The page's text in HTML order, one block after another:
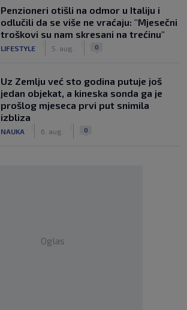
Penzioneri otišli na odmor u Italiju i
odlučili da se više ne vraćaju: "Mjesečni
troškovi su nam skresani na trećinu"
LIFESTYLE 5. aug. 0
Uz Zemlju već sto godina putuje još
jedan objekat, a kineska sonda ga je
prošlog mjeseca prvi put snimila
izbliza
NAUKA 6. aug. 0
Oglas